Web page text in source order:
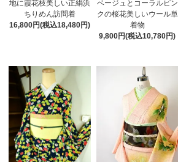
地に霞花枝美しい正絹浜
ちりめん訪問着
16,800円(税込18,480円)
ベージュとコーラルピン
クの桜花美しいウール単
着物
9,800円(税込10,780円)